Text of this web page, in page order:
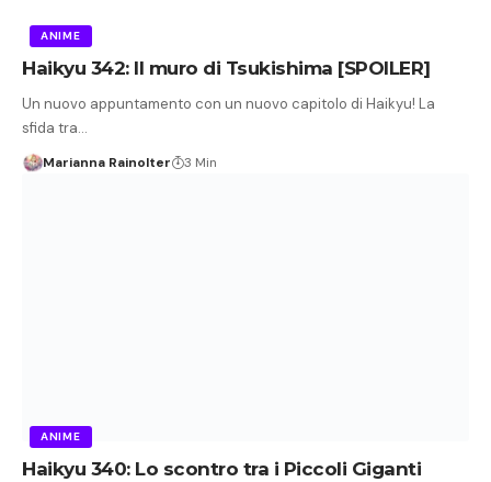
ANIME
Haikyu 342: Il muro di Tsukishima [SPOILER]
Un nuovo appuntamento con un nuovo capitolo di Haikyu! La
sfida tra…
Marianna Rainolter 3 Min
ANIME
Haikyu 340: Lo scontro tra i Piccoli Giganti